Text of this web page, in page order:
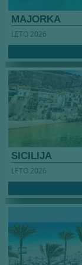
MAJORKA
LETO 2026
SICILIJA
LETO 2026